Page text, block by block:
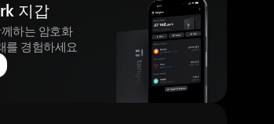
지갑
하는 암호화
를 경험하세요